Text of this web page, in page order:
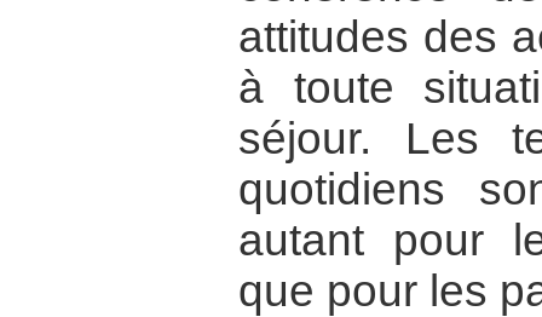
attitudes des
à toute
séjour. Les
quotidiens
autant pour
que pour les